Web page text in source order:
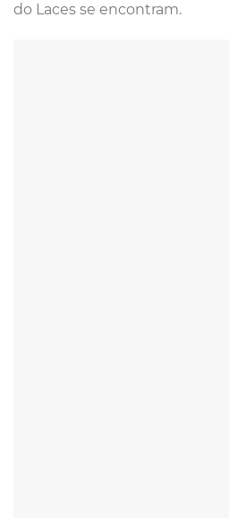
do Laces se encontram.